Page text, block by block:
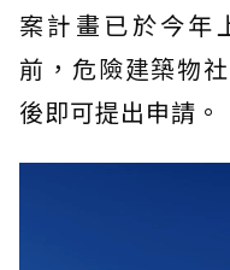
案計畫已於今年
前，危險建築物
後即可提出申請。